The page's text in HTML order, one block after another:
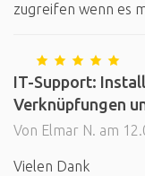
zugreifen wenn es
IT-Support:
Verknüpfungen
Von Elmar N. am
Vielen Dank